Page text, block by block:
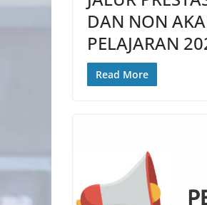
DAN NON
PELAJARAN
Read More